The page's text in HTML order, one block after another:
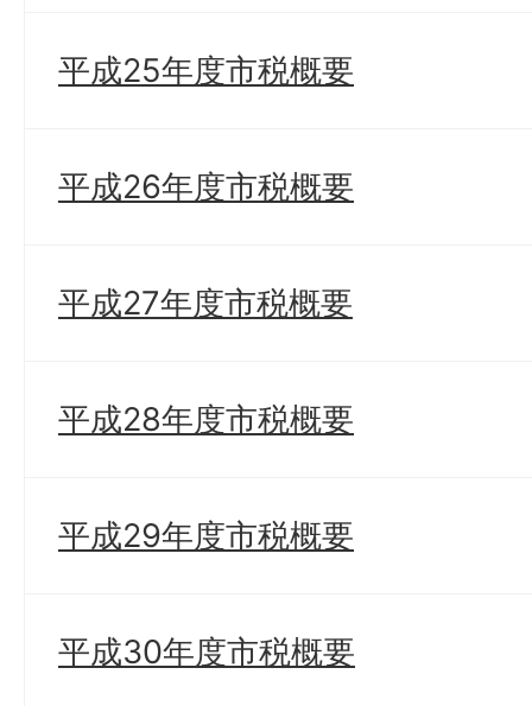
平成25年度市税概要
平成26年度市税概要
平成27年度市税概要
平成28年度市税概要
平成29年度市税概要
平成30年度市税概要